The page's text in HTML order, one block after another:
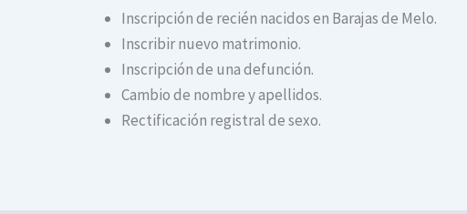
Inscripción de recién nacidos en Barajas de Melo.
Inscribir nuevo matrimonio.
Inscripción de una defunción.
Cambio de nombre y apellidos.
Rectificación registral de sexo.